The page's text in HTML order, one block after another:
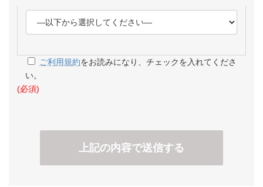
ご利用規約をお読みになり、チェックを入れてくださ
い。
(必須)